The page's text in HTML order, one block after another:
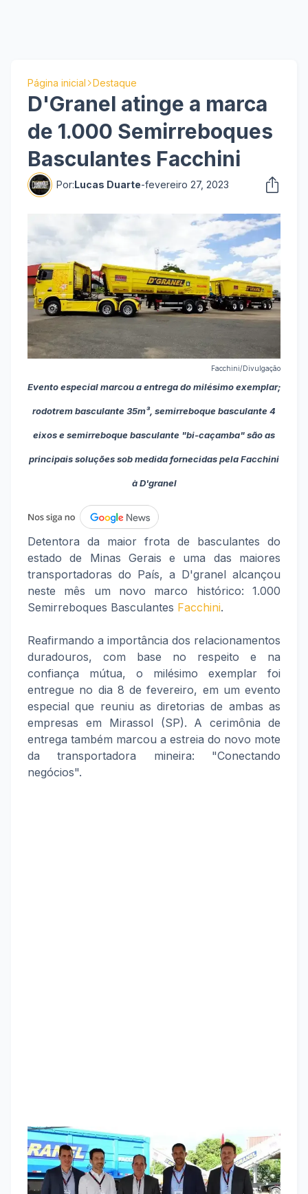
Página inicial Destaque
D'Granel atinge a marca
de 1.000 Semirreboques
Basculantes Facchini
Por:Lucas Duarte-fevereiro 27, 2023
Facchini/Divulgação
Evento especial marcou a entrega do milésimo exemplar;
rodotrem basculante 35m³, semirreboque basculante 4
eixos e semirreboque basculante "bi-caçamba" são as
principais soluções sob medida fornecidas pela Facchini
à D'granel
Detentora da maior frota de basculantes do
estado de Minas Gerais e uma das maiores
transportadoras do País, a D'granel alcançou
neste mês um novo marco histórico: 1.000
Semirreboques Basculantes Facchini.
Reafirmando a importância dos relacionamentos
duradouros, com base no respeito e na
confiança mútua, o milésimo exemplar foi
entregue no dia 8 de fevereiro, em um evento
especial que reuniu as diretorias de ambas as
empresas em Mirassol (SP). A cerimônia de
entrega também marcou a estreia do novo mote
da transportadora mineira: "Conectando
negócios".